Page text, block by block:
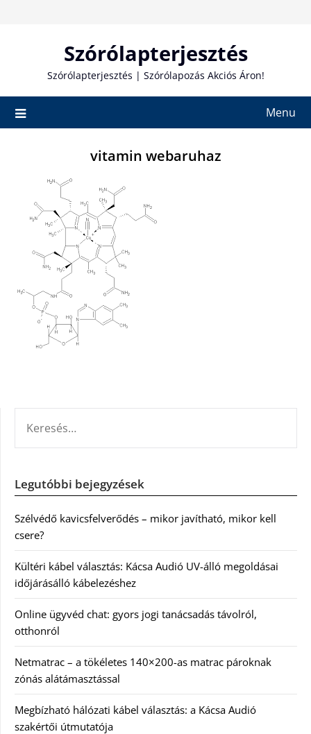
Szórólapterjesztés
Szórólapterjesztés | Szórólapozás Akciós Áron!
Menu
vitamin webaruhaz
Legutóbbi bejegyzések
Szélvédő kavicsfelverődés – mikor javítható, mikor kell
csere?
Kültéri kábel választás: Kácsa Audió UV-álló megoldásai
időjárásálló kábelezéshez
Online ügyvéd chat: gyors jogi tanácsadás távolról,
otthonról
Netmatrac – a tökéletes 140×200-as matrac pároknak
zónás alátámasztással
Megbízható hálózati kábel választás: a Kácsa Audió
szakértői útmutatója